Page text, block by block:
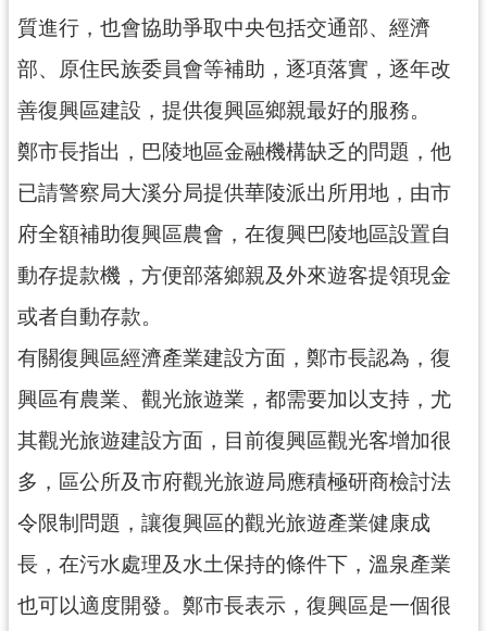
公
開
回
頁
網
站
導
覽
市
政
信
箱
常
見
問
答
桃
園
市
質進行，也會協助爭取中央包括交通部、經濟
部、原住民族委員會等補助，逐項落實，逐年改
善復興區建設，提供復興區鄉親最好的服務。
鄭市長指出，巴陵地區金融機構缺乏的問題，他
已請警察局大溪分局提供華陵派出所用地，由市
府全額補助復興區農會，在復興巴陵地區設置自
動存提款機，方便部落鄉親及外來遊客提領現金
或者自動存款。
有關復興區經濟產業建設方面，鄭市長認為，復
興區有農業、觀光旅遊業，都需要加以支持，尤
其觀光旅遊建設方面，目前復興區觀光客增加很
多，區公所及市府觀光旅遊局應積極研商檢討法
令限制問題，讓復興區的觀光旅遊產業健康成
長，在污水處理及水土保持的條件下，溫泉產業
也可以適度開發。鄭市長表示，復興區是一個很